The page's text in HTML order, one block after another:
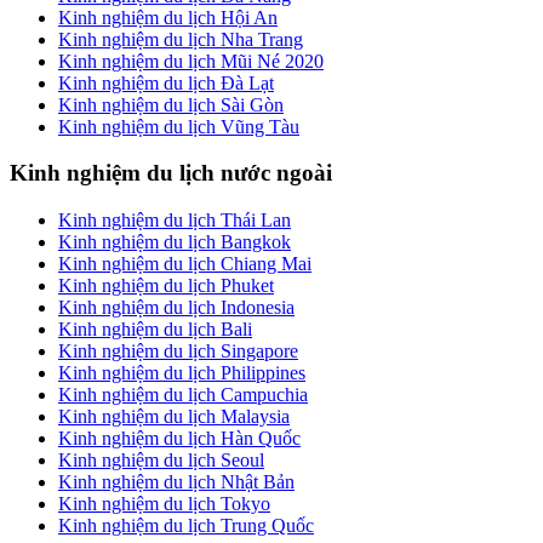
Kinh nghiệm du lịch Hội An
Kinh nghiệm du lịch Nha Trang
Kinh nghiệm du lịch Mũi Né 2020
Kinh nghiệm du lịch Đà Lạt
Kinh nghiệm du lịch Sài Gòn
Kinh nghiệm du lịch Vũng Tàu
Kinh nghiệm du lịch nước ngoài
Kinh nghiệm du lịch Thái Lan
Kinh nghiệm du lịch Bangkok
Kinh nghiệm du lịch Chiang Mai
Kinh nghiệm du lịch Phuket
Kinh nghiệm du lịch Indonesia
Kinh nghiệm du lịch Bali
Kinh nghiệm du lịch Singapore
Kinh nghiệm du lịch Philippines
Kinh nghiệm du lịch Campuchia
Kinh nghiệm du lịch Malaysia
Kinh nghiệm du lịch Hàn Quốc
Kinh nghiệm du lịch Seoul
Kinh nghiệm du lịch Nhật Bản
Kinh nghiệm du lịch Tokyo
Kinh nghiệm du lịch Trung Quốc